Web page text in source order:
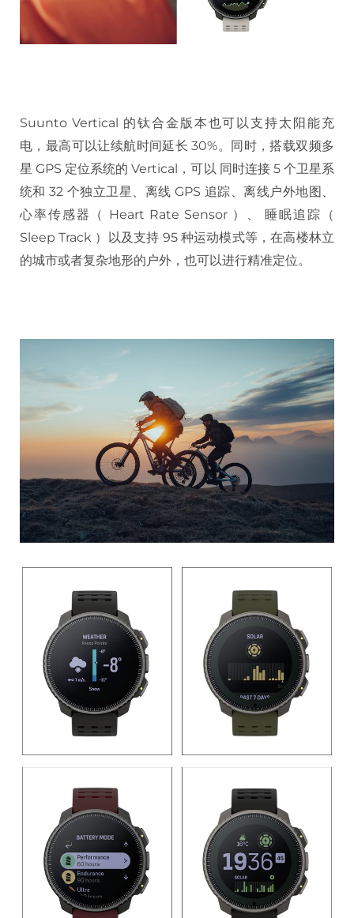
Suunto Vertical 的钛合金版本也可以支持太阳能充
电，最高可以让续航时间延长 30%。同时，搭载双频多
星 GPS 定位系统的 Vertical，可以 同时连接 5 个卫星系
统和 32 个独立卫星、离线 GPS 追踪、离线户外地图、
心率传感器（ Heart Rate Sensor ）、 睡眠追踪（
Sleep Track ）以及支持 95 种运动模式等，在高楼林立
的城市或者复杂地形的户外，也可以进行精准定位。